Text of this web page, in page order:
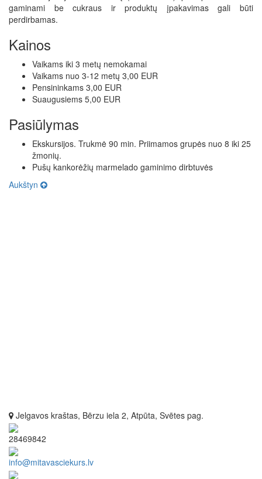
gaminami be cukraus ir produktų įpakavimas gali būti
perdirbamas.
Kainos
Vaikams iki 3 metų nemokamai
Vaikams nuo 3-12 metų 3,00 EUR
Pensininkams 3,00 EUR
Suaugusiems 5,00 EUR
Pasiūlymas
Ekskursijos. Trukmė 90 min. Priimamos grupės nuo 8 iki 25
žmonių.
Pušų kankorėžių marmelado gaminimo dirbtuvės
Aukštyn
Jelgavos kraštas, Bērzu iela 2, Atpūta, Svētes pag.
28469842
info@mitavasciekurs.lv